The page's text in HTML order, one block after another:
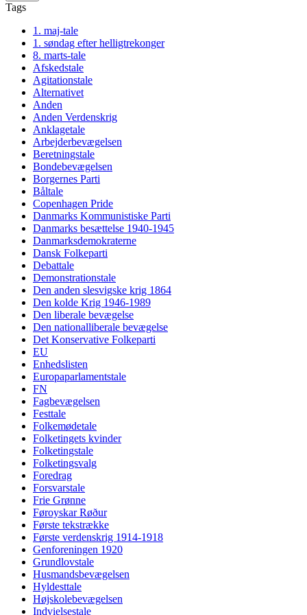
Tags
1. maj-tale
1. søndag efter helligtrekonger
8. marts-tale
Afskedstale
Agitationstale
Alternativet
Anden
Anden Verdenskrig
Anklagetale
Arbejderbevægelsen
Beretningstale
Bondebevægelsen
Borgernes Parti
Båltale
Copenhagen Pride
Danmarks Kommunistiske Parti
Danmarks besættelse 1940-1945
Danmarksdemokraterne
Dansk Folkeparti
Debattale
Demonstrationstale
Den anden slesvigske krig 1864
Den kolde Krig 1946-1989
Den liberale bevægelse
Den nationalliberale bevægelse
Det Konservative Folkeparti
EU
Enhedslisten
Europaparlamentstale
FN
Fagbevægelsen
Festtale
Folkemødetale
Folketingets kvinder
Folketingstale
Folketingsvalg
Foredrag
Forsvarstale
Frie Grønne
Føroyskar Røður
Første tekstrække
Første verdenskrig 1914-1918
Genforeningen 1920
Grundlovstale
Husmandsbevægelsen
Hyldesttale
Højskolebevægelsen
Indvielsestale